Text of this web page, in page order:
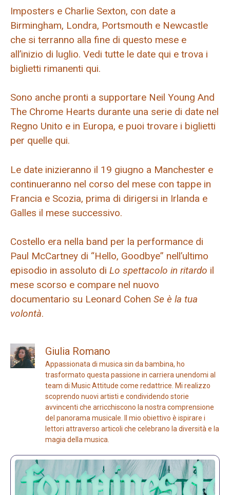
Imposters e Charlie Sexton, con date a
Birmingham, Londra, Portsmouth e Newcastle
che si terranno alla fine di questo mese e
all’inizio di luglio. Vedi tutte le date qui e trova i
biglietti rimanenti qui.
Sono anche pronti a supportare Neil Young And
The Chrome Hearts durante una serie di date nel
Regno Unito e in Europa, e puoi trovare i biglietti
per quelle qui.
Le date inizieranno il 19 giugno a Manchester e
continueranno nel corso del mese con tappe in
Francia e Scozia, prima di dirigersi in Irlanda e
Galles il mese successivo.
Costello era nella band per la performance di
Paul McCartney di “Hello, Goodbye” nell’ultimo
episodio in assoluto di Lo spettacolo in ritardo il
mese scorso e compare nel nuovo
documentario su Leonard Cohen Se è la tua
volontà.
Giulia Romano
Appassionata di musica sin da bambina, ho
trasformato questa passione in carriera unendomi al
team di Music Attitude come redattrice. Mi realizzo
scoprendo nuovi artisti e condividendo storie
avvincenti che arricchiscono la nostra comprensione
del panorama musicale. Il mio obiettivo è ispirare i
lettori attraverso articoli che celebrano la diversità e la
magia della musica.